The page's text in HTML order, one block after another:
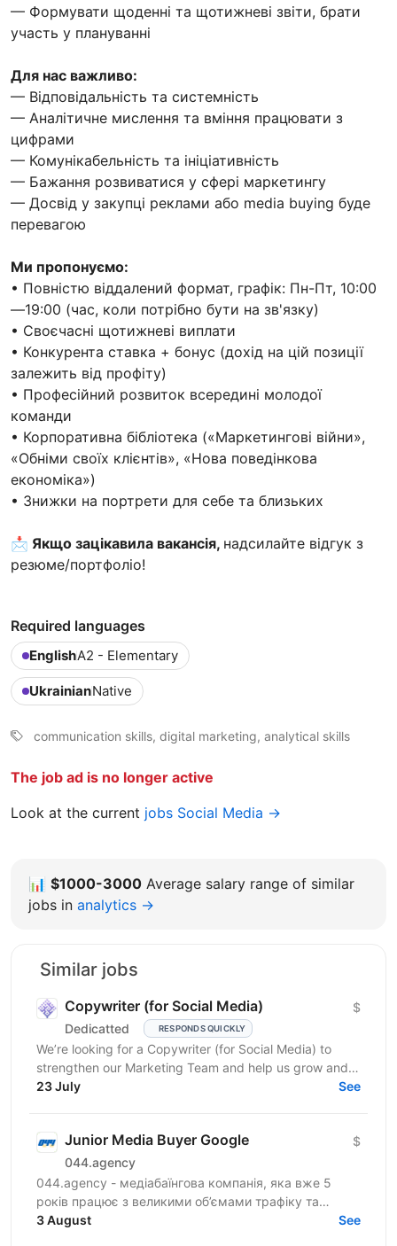
— Формувати щоденні та щотижневі звіти, брати
участь у плануванні
Для нас важливо:
— Відповідальність та системність
— Аналітичне мислення та вміння працювати з
цифрами
— Комунікабельність та ініціативність
— Бажання розвиватися у сфері маркетингу
— Досвід у закупці реклами або media buying буде
перевагою
Ми пропонуємо:
• Повністю віддалений формат, графік: Пн-Пт, 10:00
—19:00 (час, коли потрібно бути на зв'язку)
• Своєчасні щотижневі виплати
• Конкурента ставка + бонус (дохід на цій позиції
залежить від профіту)
• Професійний розвиток всередині молодої
команди
• Корпоративна бібліотека («Маркетингові війни»,
«Обніми своїх клієнтів», «Нова поведінкова
економіка»)
• Знижки на портрети для себе та близьких
📩 Якщо зацікавила вакансія, надсилайте відгук з
резюме/портфоліо!
Required languages
EnglishA2 - Elementary
UkrainianNative
communication skills, digital marketing, analytical skills
The job ad is no longer active
Look at the current jobs Social Media →
📊 $1000-3000 Average salary range of similar
jobs in analytics →
Similar jobs
Copywriter (for Social Media)
Dedicatted RESPONDS QUICKLY
$
We’re looking for a Copywriter (for Social Media) to
strengthen our Marketing Team and help us grow and
23 July See
Junior Media Buyer Google
044.agency
$
044.agency - медіабаїнгова компанія, яка вже 5
років працює з великими об’ємами трафіку та
топовими оферами ринку. За цей час змогли
3 August See